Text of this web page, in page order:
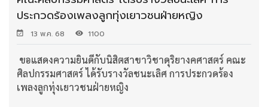
ประกวดร้องเพลงลูกทุ่งเยาวชนฝ่ายหญิง
13 พ.ค. 68 1100
ขอแสดงความยินดีกับนิสิตสาขาวิชาดุริยางคศาสตร์ คณะ
ศิลปกรรมศาสตร์ ได้รับรางวัลชนะเลิศ การประกวดร้อง
เพลงลูกทุ่งเยาวชนฝ่ายหญิง